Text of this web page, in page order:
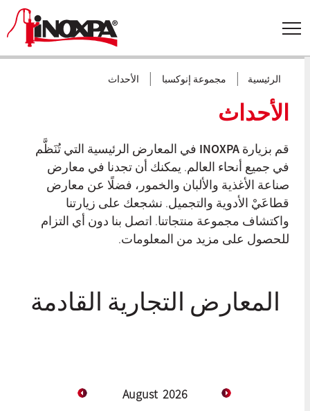
الرئيسية مجموعة إنوكسبا الأحداث
الأحداث
قم بزيارةINOXPAفي المعارض الرئيسية التي تُنَظَّم
في جميع أنحاء العالم. يمكنك أن تجدنا في معارض
صناعة الأغذية والألبان والخمور، فضلًا عن معارض
قطاعَيْ الأدوية والتجميل. نشجعك على زيارتنا
واكتشاف مجموعة منتجاتنا. اتصل بنا دون أي التزام
للحصول على مزيد من المعلومات.
المعارض التجارية القادمة
August 2026